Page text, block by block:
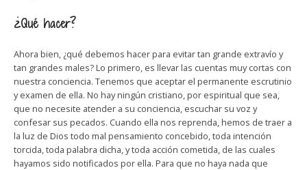
¿Qué hacer?
Ahora bien, ¿qué debemos hacer para evitar tan grande extravío y
tan grandes males? Lo primero, es llevar las cuentas muy cortas con
nuestra conciencia. Tenemos que aceptar el permanente escrutinio
y examen de ella. No hay ningún cristiano, por espiritual que sea,
que no necesite atender a su conciencia, escuchar su voz y
confesar sus pecados. Cuando ella nos reprenda, hemos de traer a
la luz de Dios todo mal pensamiento concebido, toda intención
torcida, toda palabra dicha, y toda acción cometida, de las cuales
hayamos sido notificados por ella. Para que no haya nada que